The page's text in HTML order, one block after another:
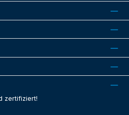
zertifiziert!